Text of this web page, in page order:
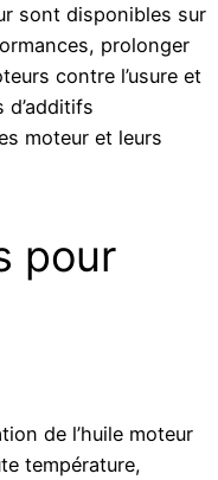
sont disponibles sur
prolonger
contre l’usure et
moteur et leurs
pour
de l’huile moteur
température,